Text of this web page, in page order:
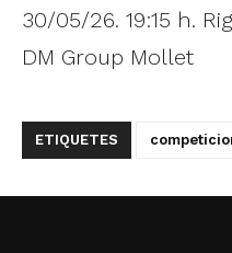
30/05/26. 19:15 h.
DM Group Mollet
ETIQUETES